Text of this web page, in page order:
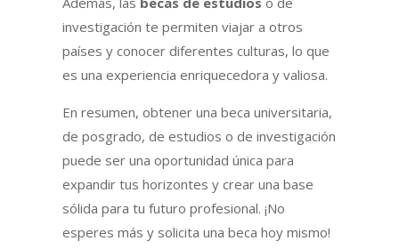
investigación te permiten viajar a otros
países y conocer diferentes culturas, lo que
es una experiencia enriquecedora y valiosa.
En resumen, obtener una beca universitaria,
de posgrado, de estudios o de investigación
puede ser una oportunidad única para
expandir tus horizontes y crear una base
sólida para tu futuro profesional. ¡No
esperes más y solicita una beca hoy mismo!